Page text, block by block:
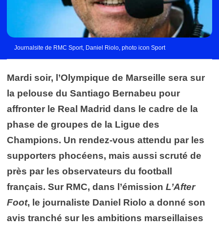
Journalsite de RMC Sport, Daniel Riolo, photo icon Sport
Mardi soir, l’Olympique de Marseille sera sur
la pelouse du Santiago Bernabeu pour
affronter le Real Madrid dans le cadre de la
phase de groupes de la Ligue des
Champions. Un rendez-vous attendu par les
supporters phocéens, mais aussi scruté de
près par les observateurs du football
français. Sur RMC, dans l’émission L’After
Foot, le journaliste Daniel Riolo a donné son
avis tranché sur les ambitions marseillaises